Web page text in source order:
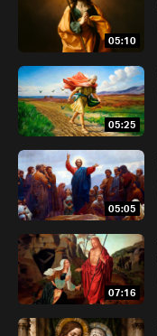
05:10
05:25
05:05
07:16